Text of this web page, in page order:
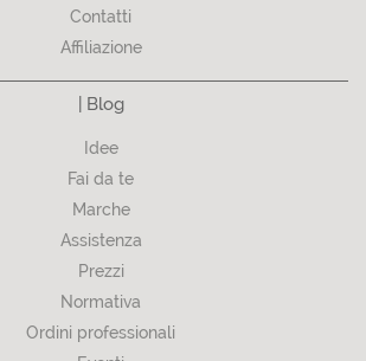
Contatti
Affiliazione
| Blog
Idee
Fai da te
Marche
Assistenza
Prezzi
Normativa
Ordini professionali